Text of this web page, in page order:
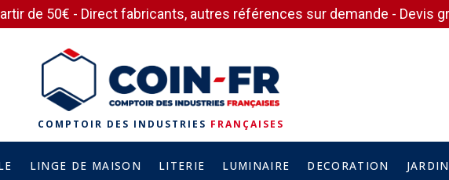
de 50€ - Direct fabricants, autres références sur demande - Devis
COMPTOIR DES INDUSTRIES FRANÇAISES
LINGE DE MAISON LITERIE LUMINAIRE DECORATION JARDIN